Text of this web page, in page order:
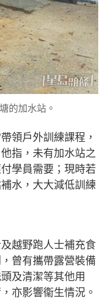
的加水站。
領戶外訓練課程，
指，未有加水站之
學員需要；現時若
水，大大減低訓練
越野跑人士補充食
曾有攜帶露營裝備
及清潔等其他用
亦影響衞生情況。